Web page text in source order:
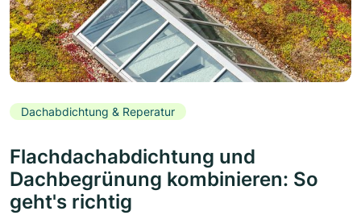
Dachabdichtung & Reperatur
Flachdachabdichtung und
Dachbegrünung kombinieren: So
geht's richtig